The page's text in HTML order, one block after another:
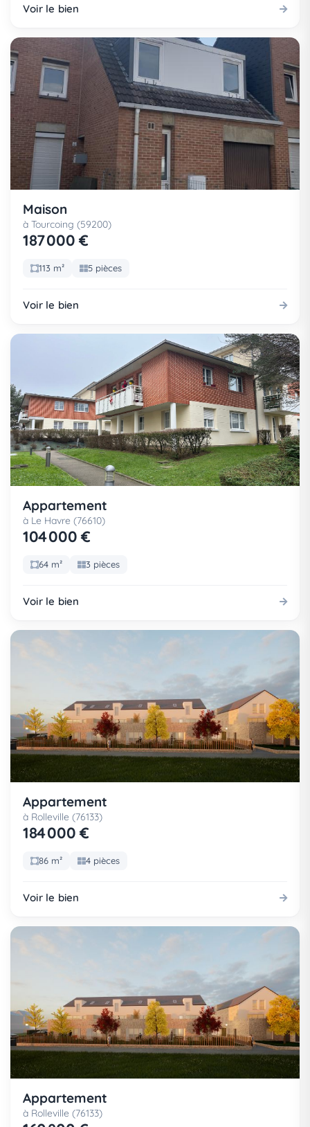
Voir le bien
Maison
à Tourcoing (59200)
187 000 €
113 m² 5 pièces
Voir le bien
Appartement
à Le Havre (76610)
104 000 €
64 m² 3 pièces
Voir le bien
Appartement
à Rolleville (76133)
184 000 €
86 m² 4 pièces
Voir le bien
Appartement
à Rolleville (76133)